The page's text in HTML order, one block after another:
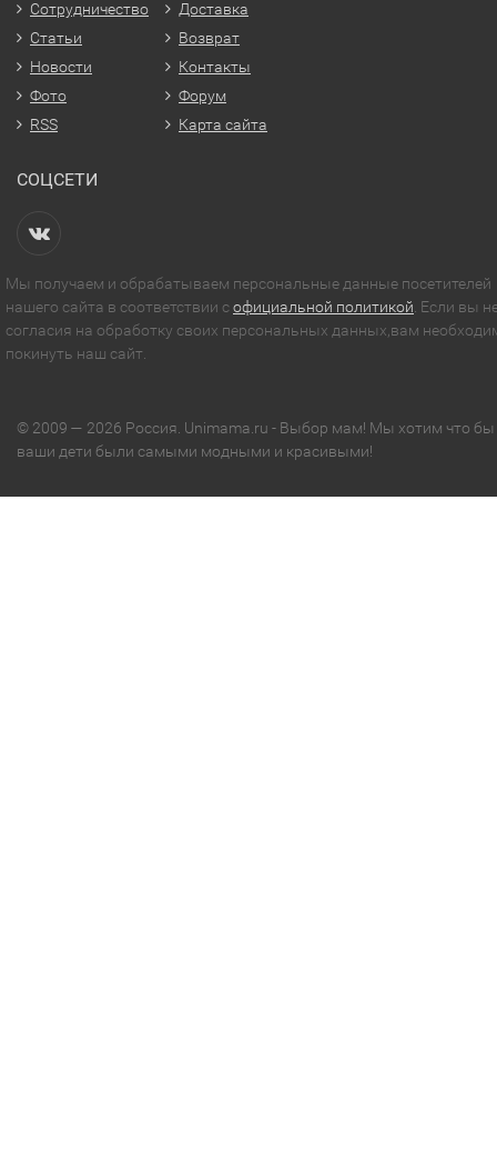
Сотрудничество
Статьи
Новости
Фото
RSS
Доставка
Возврат
Контакты
Форум
Карта сайта
СОЦСЕТИ
Мы получаем и обрабатываем персональные данные посетителей
нашего сайта в соответствии софициальной политикой . Если вы
согласия на обработку своих персональных данных,вам
покинуть наш сайт.
© 2009 — 2026 Россия. Unimama.ru - Выбор мам! Мы хотим что бы
ваши дети были самыми модными и красивыми!